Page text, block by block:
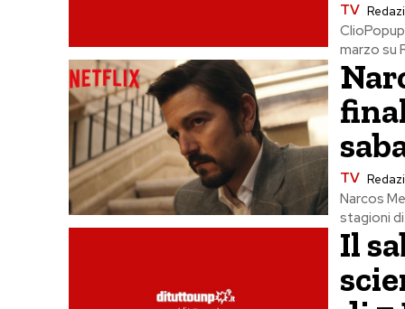
TV
marzo su
TV
Narcos
stagioni
Il